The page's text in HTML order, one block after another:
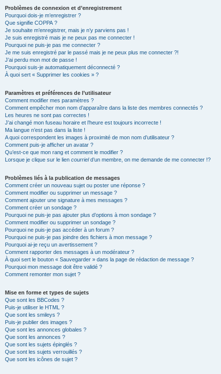
Problèmes de connexion et d’enregistrement
Pourquoi dois-je m’enregistrer ?
Que signifie COPPA ?
Je souhaite m’enregistrer, mais je n’y parviens pas !
Je suis enregistré mais je ne peux pas me connecter !
Pourquoi ne puis-je pas me connecter ?
Je me suis enregistré par le passé mais je ne peux plus me connecter ?!
J’ai perdu mon mot de passe !
Pourquoi suis-je automatiquement déconnecté ?
À quoi sert « Supprimer les cookies » ?
Paramètres et préférences de l’utilisateur
Comment modifier mes paramètres ?
Comment empêcher mon nom d’apparaître dans la liste des membres connectés ?
Les heures ne sont pas correctes !
J’ai changé mon fuseau horaire et l’heure est toujours incorrecte !
Ma langue n’est pas dans la liste !
A quoi correspondent les images à proximité de mon nom d’utilisateur ?
Comment puis-je afficher un avatar ?
Qu’est-ce que mon rang et comment le modifier ?
Lorsque je clique sur le lien courrield’un membre, on me demande de me connecter !?
Problèmes liés à la publication de messages
Comment créer un nouveau sujet ou poster une réponse ?
Comment modifier ou supprimer un message ?
Comment ajouter une signature à mes messages ?
Comment créer un sondage ?
Pourquoi ne puis-je pas ajouter plus d’options à mon sondage ?
Comment modifier ou supprimer un sondage ?
Pourquoi ne puis-je pas accéder à un forum ?
Pourquoi ne puis-je pas joindre des fichiers à mon message ?
Pourquoi ai-je reçu un avertissement ?
Comment rapporter des messages à un modérateur ?
À quoi sert le bouton « Sauvegarder » dans la page de rédaction de message ?
Pourquoi mon message doit être validé ?
Comment remonter mon sujet ?
Mise en forme et types de sujets
Que sont les BBCodes ?
Puis-je utiliser le HTML ?
Que sont les smileys ?
Puis-je publier des images ?
Que sont les annonces globales ?
Que sont les annonces ?
Que sont les sujets épinglés ?
Que sont les sujets verrouillés ?
Que sont les icônes de sujet ?